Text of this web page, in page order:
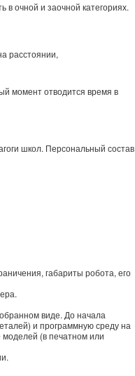
в очной и заочной категориях.
расстоянии,
момент отводится время в
школ. Персональный состав
габариты робота, его
виде. До начала
и программную среду на
(в печатном или